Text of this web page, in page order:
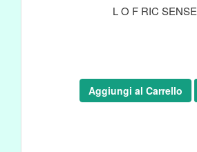
L O F RIC SENSE
Aggiungi al Carrello